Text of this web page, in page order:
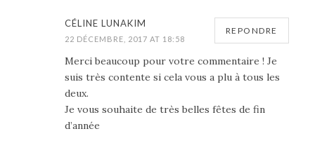
REPONDRE
CÉLINE LUNAKIM
22 DÉCEMBRE, 2017 AT 18:58
Merci beaucoup pour votre commentaire ! Je
suis très contente si cela vous a plu à tous les
deux.
Je vous souhaite de très belles fêtes de fin
d’année